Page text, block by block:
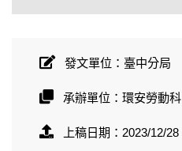
發文單位：臺中分局
承辦單位：環安勞動科
上稿日期：2023/12/28